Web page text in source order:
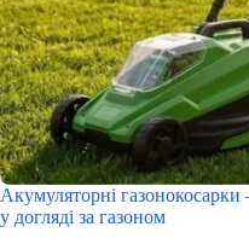
Акумуляторні
у догляді за газоном